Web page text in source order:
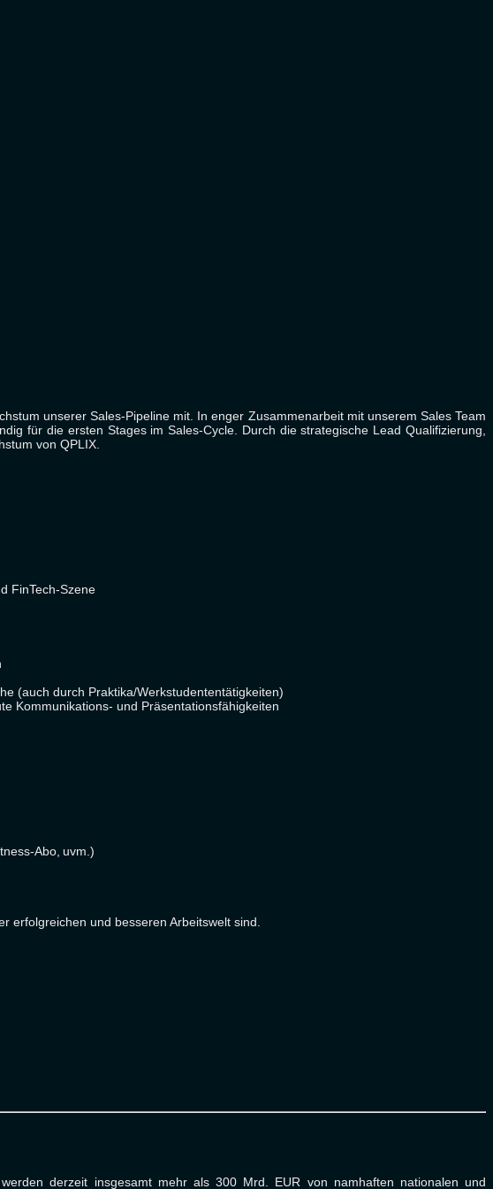
unserer Sales-Pipeline mit. In enger Zusammenarbeit mit unserem Sales Team
für die ersten Stages im Sales-Cycle. Durch die strategische Lead Qualifizierung,
von QPLIX.
FinTech-Szene
(auch durch Praktika/Werkstudententätigkeiten)
Kommunikations- und Präsentationsfähigkeiten
Abo, uvm.)
erfolgreichen und besseren Arbeitswelt sind.
derzeit insgesamt mehr als 300 Mrd. EUR von namhaften nationalen und